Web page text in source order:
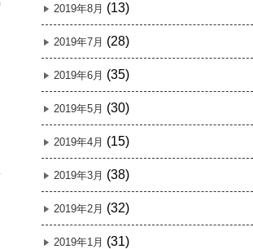
2019年8月 (13)
2019年7月 (28)
2019年6月 (35)
2019年5月 (30)
2019年4月 (15)
2019年3月 (38)
2019年2月 (32)
2019年1月 (31)